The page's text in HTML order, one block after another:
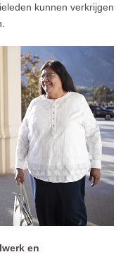
kunnen verkrijgen
en